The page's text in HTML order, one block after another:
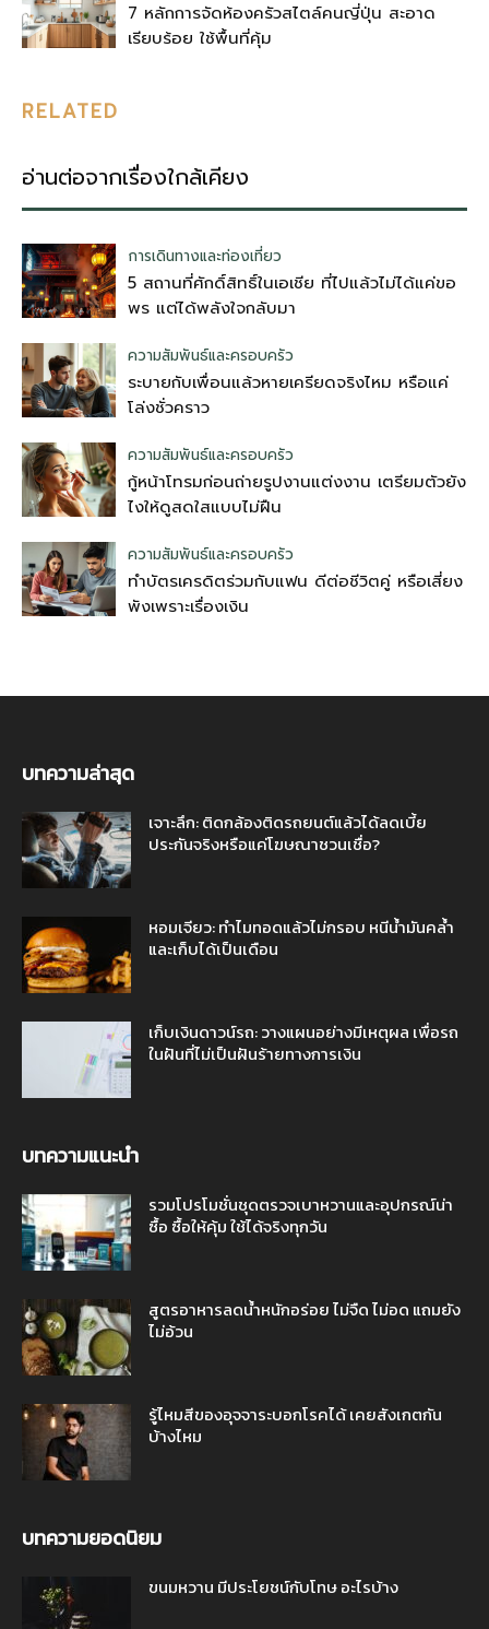
7 หลักการจัดห้องครัวสไตล์คนญี่ปุ่น สะอาด
เรียบร้อย ใช้พื้นที่คุ้ม
RELATED
อ่านต่อจากเรื่องใกล้เคียง
การเดินทางและท่องเที่ยว
5 สถานที่ศักดิ์สิทธิ์ในเอเชีย ที่ไปแล้วไม่ได้แค่ขอ
พร แต่ได้พลังใจกลับมา
ความสัมพันธ์และครอบครัว
ระบายกับเพื่อนแล้วหายเครียดจริงไหม หรือแค่
โล่งชั่วคราว
ความสัมพันธ์และครอบครัว
กู้หน้าโทรมก่อนถ่ายรูปงานแต่งงาน เตรียมตัวยัง
ไงให้ดูสดใสแบบไม่ฝืน
ความสัมพันธ์และครอบครัว
ทำบัตรเครดิตร่วมกับแฟน ดีต่อชีวิตคู่ หรือเสี่ยง
พังเพราะเรื่องเงิน
บทความล่าสุด
เจาะลึก: ติดกล้องติดรถยนต์แล้วได้ลดเบี้ย
ประกันจริงหรือแค่โฆษณาชวนเชื่อ?
หอมเจียว: ทำไมทอดแล้วไม่กรอบ หนีน้ำมันคล้ำ
และเก็บได้เป็นเดือน
เก็บเงินดาวน์รถ: วางแผนอย่างมีเหตุผล เพื่อรถ
ในฝันที่ไม่เป็นฝันร้ายทางการเงิน
บทความแนะนำ
รวมโปรโมชั่นชุดตรวจเบาหวานและอุปกรณ์น่า
ซื้อ ซื้อให้คุ้ม ใช้ได้จริงทุกวัน
สูตรอาหารลดน้ำหนักอร่อย ไม่จืด ไม่อด แถมยัง
ไม่อ้วน
รู้ไหมสีของอุจจาระบอกโรคได้ เคยสังเกตกัน
บ้างไหม
บทความยอดนิยม
ขนมหวาน มีประโยชน์กับโทษ อะไรบ้าง